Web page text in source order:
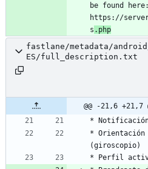
be found here:
https://
s .php
fastlane/metadata/
ES/full_description.txt
@@ -21,6 +21,7
*